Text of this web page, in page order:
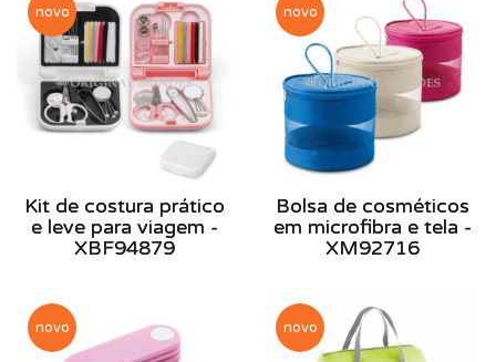
novo
Kit de costura prático
e leve para viagem -
XBF94879
novo
Bolsa de cosméticos
em microfibra e tela -
XM92716
novo novo